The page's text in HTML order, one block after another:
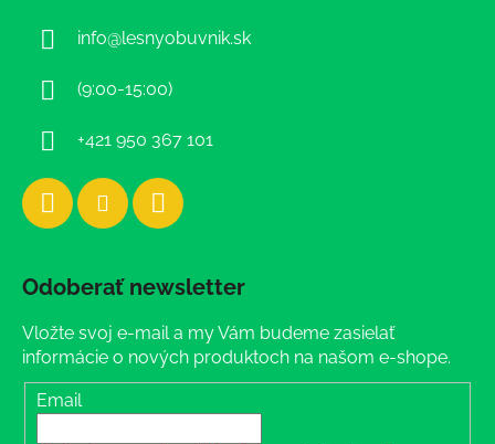
info@lesnyobuvnik.sk
(9:00-15:00)
+421 950 367 101
Odoberať newsletter
Vložte svoj e-mail a my Vám budeme zasielať
informácie o nových produktoch na našom e-shope.
Email